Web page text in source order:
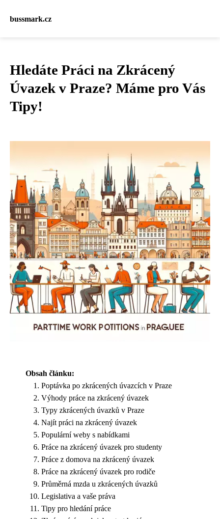
bussmark.cz
Hledáte Práci na Zkrácený
Úvazek v Praze? Máme pro Vás
Tipy!
Obsah článku:
Poptávka po zkrácených úvazcích v Praze
Výhody práce na zkrácený úvazek
Typy zkrácených úvazků v Praze
Najít práci na zkrácený úvazek
Populární weby s nabídkami
Práce na zkrácený úvazek pro studenty
Práce z domova na zkrácený úvazek
Práce na zkrácený úvazek pro rodiče
Průměrná mzda u zkrácených úvazků
Legislativa a vaše práva
Tipy pro hledání práce